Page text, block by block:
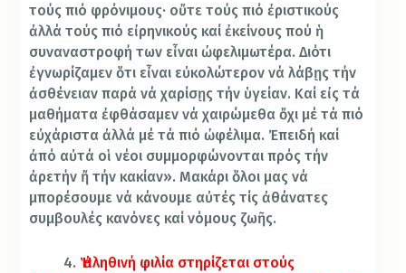
τούς πιό φρόνιμους· οὔτε τούς πιό ἐριστικούς
ἀλλά τούς πιό εἰρηνικούς καί ἐκείνους πού ἡ
συναναστροφή των εἶναι ὠφελιμωτέρα. Διότι
ἐγνωρίζαμεν ὅτι εἶναι εὐκολώτερον νά λάβῃς τήν
ἀσθένειαν παρά νά χαρίσῃς τήν ὑγείαν. Καί εἰς τά
μαθήματα ἐφθάσαμεν νά χαιρώμεθα ὄχι μέ τά πιό
εὐχάριστα ἀλλά μέ τά πιό ὠφέλιμα. Ἐπειδή καί
ἀπό αὐτά οἱ νέοι συμμορφώνονται πρός τήν
ἀρετήν ἤ τήν κακίαν». Μακάρι ὅλοι μας νά
μπορέσουμε νά κάνουμε αὐτές τίς ἀθάνατες
συμβουλές κανόνες καί νόμους ζωῆς.
4. Ἡ ἀληθινή φιλία στηρίζεται στούς